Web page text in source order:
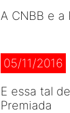
A CNBB e a
05/11/2016
E essa tal
Premiada